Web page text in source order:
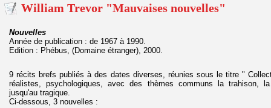
William Trevor "Mauvaises nouvelles"
Nouvelles
Année de publication : de 1967 à 1990.
Edition : Phébus, (Domaine étranger), 2000.
9 récits brefs publiés à des dates diverses, réunies sous le titre "
réalistes, psychologiques, avec des thèmes communs la trahison,
jusqu'au tragique.
Ci-dessous, 3 nouvelles :